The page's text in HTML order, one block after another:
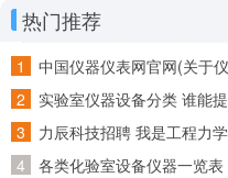
过关，这是建立口碑的基
【注意】网络推广的
不管你是什么传统行业
（客户）！始终以人（客
热门推荐
中国仪器仪表网官网(关于
资料在哪个网站比较好找~)
实验室仪器设备分类 谁能
类目录呢~
力辰科技招聘 我是工程力
四了，准备回广东工作，
各类化验室设备仪器一览